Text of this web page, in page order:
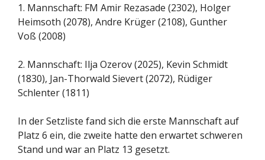
1. Mannschaft: FM Amir Rezasade (2302), Holger
Heimsoth (2078), Andre Krüger (2108), Gunther
Voß (2008)
2. Mannschaft: Ilja Ozerov (2025), Kevin Schmidt
(1830), Jan-Thorwald Sievert (2072), Rüdiger
Schlenter (1811)
In der Setzliste fand sich die erste Mannschaft auf
Platz 6 ein, die zweite hatte den erwartet schweren
Stand und war an Platz 13 gesetzt.